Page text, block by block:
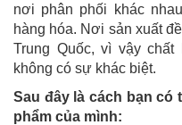
nơi phân phối khác
hàng hóa. Nơi sản xuất
Trung Quốc, vì vậy
không có sự khác biệt.
Sau đây là cách bạn có
phẩm của mình: